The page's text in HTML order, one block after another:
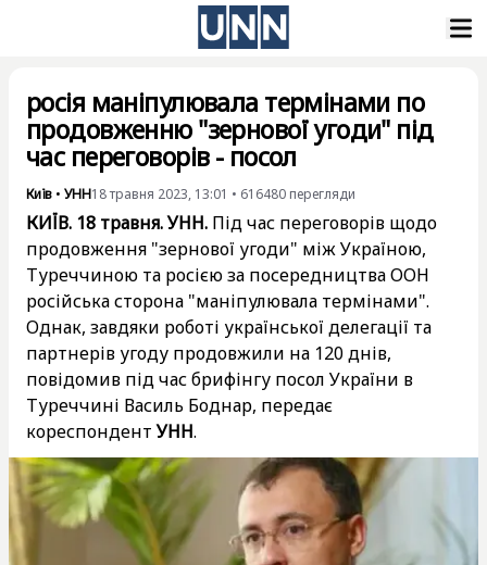
росія маніпулювала термінами по
продовженню "зернової угоди" під
час переговорів - посол
Київ • УНН18 травня 2023, 13:01 • 616480 перегляди
КИЇВ. 18 травня. УНН. Під час переговорів щодо
продовження "зернової угоди" між Україною,
Туреччиною та росією за посередництва ООН
російська сторона "маніпулювала термінами".
Однак, завдяки роботі української делегації та
партнерів угоду продовжили на 120 днів,
повідомив під час брифінгу посол України в
Туреччині Василь Боднар, передає
кореспондентУНН.